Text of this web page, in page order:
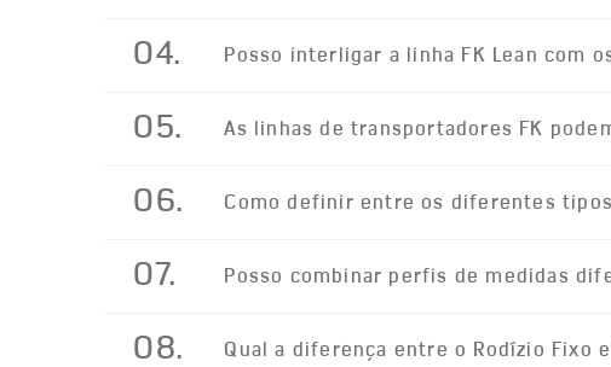
04. Posso interligar a linha FK Lean com
05. As linhas de transportadores FK
06. Como definir entre os diferentes
07. Posso combinar perfis de medidas
08. Qual a diferença entre o Rodízio Fixo